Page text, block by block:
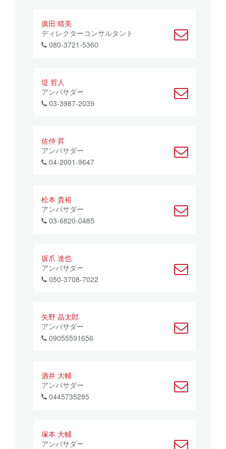
廣田 晴美
ディレクターコンサルタント
080-3721-5360
堤 哲人
アンバサダー
03-3987-2039
佐仲 昇
アンバサダー
04-2001-9647
松本 貴裕
アンバサダー
03-6820-0485
坂爪 達也
アンバサダー
050-3708-7022
矢野 晶太郎
アンバサダー
09055591656
酒井 大輔
アンバサダー
0445735285
塚本 大輔
アンバサダー